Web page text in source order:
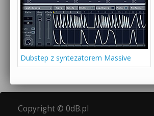
Dubstep z syntezatorem Massive
Copyright © 0dB.pl